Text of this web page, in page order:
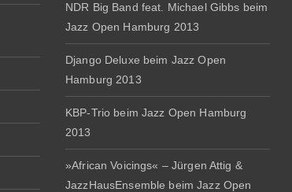
NDR Big Band feat. Michael Gibbs beim
Jazz Open Hamburg 2013
Django Deluxe beim Jazz Open
Hamburg 2013
KBP-Trio beim Jazz Open Hamburg
2013
»African Voicings« – Jürgen Attig &
JazzHausEnsemble beim Jazz Open